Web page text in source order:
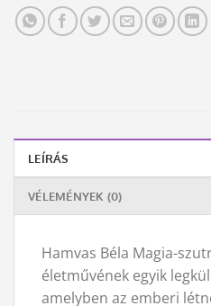
LEÍRÁS
VÉLEMÉNYEK (0)
Hamvas Béla Magia-
életművének egyik
amelyben az emberi